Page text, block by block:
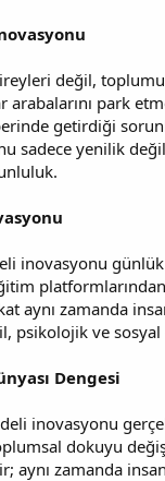
değil,
park
getirdiği
sadece yenilik
inovasyonu
aynı zamanda
psikolojik ve
Dengesi
inovasyonu
dokuyu
aynı zamanda